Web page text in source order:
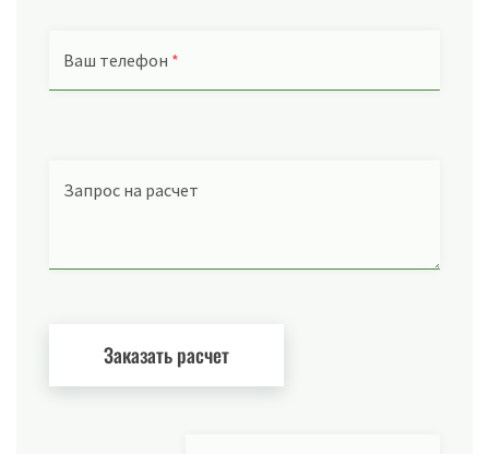
Ваш телефон *
Запрос на расчет